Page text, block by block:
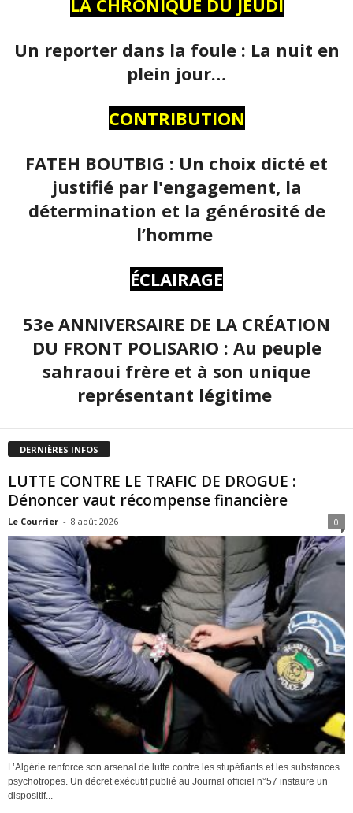
Un reporter dans la foule : La nuit en
plein jour…
CONTRIBUTION
FATEH BOUTBIG : Un choix dicté et
justifié par l'engagement, la
détermination et la générosité de
l’homme
ÉCLAIRAGE
53e ANNIVERSAIRE DE LA CRÉATION
DU FRONT POLISARIO : Au peuple
sahraoui frère et à son unique
représentant légitime
DERNIÈRES INFOS
LUTTE CONTRE LE TRAFIC DE DROGUE :
Dénoncer vaut récompense financière
Le Courrier - 8 août 2026 0
L’Algérie renforce son arsenal de lutte contre les stupéfiants et les substances
psychotropes. Un décret exécutif publié au Journal officiel n°57 instaure un
dispositif...